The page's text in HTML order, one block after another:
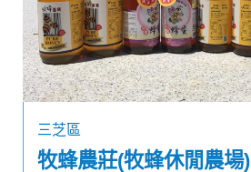
三芝區
牧蜂農莊(牧蜂休閒農場)